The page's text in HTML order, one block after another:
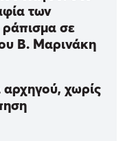
των
σε
Β. Μαρινάκη
χωρίς